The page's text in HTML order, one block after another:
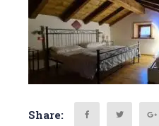
Share: